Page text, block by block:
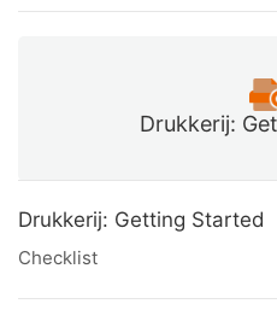
Drukkerij:
Drukkerij: Getting Started
Checklist